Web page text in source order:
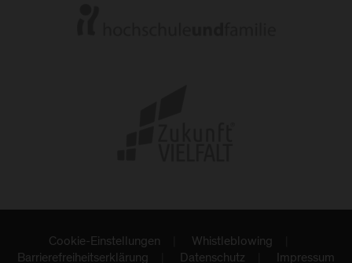
Cookie-Einstellungen
Whistleblowing
Barrierefreiheitserklärung
Datenschutz Impressum